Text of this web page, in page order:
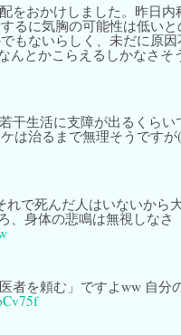
をおかけしました。昨日内
るに気胸の可能性は低いと
もないらしく、未だに原因
んとかこらえるしかなさそ
干生活に支障が出るくらい
は治るまで無理そうですが
れで死んだ人はいないから
、身体の悲鳴は無視しなさ
者を頼む」ですよww 自分